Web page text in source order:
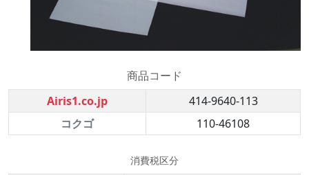
商品コード
Airis1.co.jp
414-9640-113
コクゴ
110-46108
消費税区分